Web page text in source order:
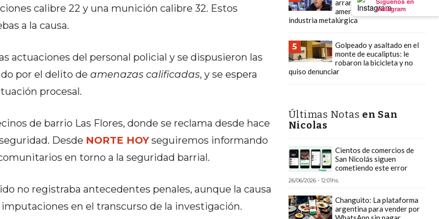
Instagram
calibre 22 y una munición calibre 32. Estos
a la causa.
actuaciones del personal policial y se dispusieron las
por el delito de amenazas calificadas, y se espera
procesal.
de barrio Las Flores, donde se reclama desde hace
Desde NORTE HOYseguiremos informando
en torno a la seguridad barrial.
no registraba antecedentes penales, aunque la causa
en el transcurso de la investigación.
arranca el 7 de mayo y
amenaza con paralizar la
industria metalúrgica
5
Golpeado y asaltado en el
monte de eucaliptus: le
robaron la bicicleta y no
quiso denunciar
Últimas Notas en San
Nicolas
Cientos de comercios de
San Nicolás siguen
cometiendo este error
26/06/2026 - 12:01hs.
Changuito: La plataforma
argentina para vender por